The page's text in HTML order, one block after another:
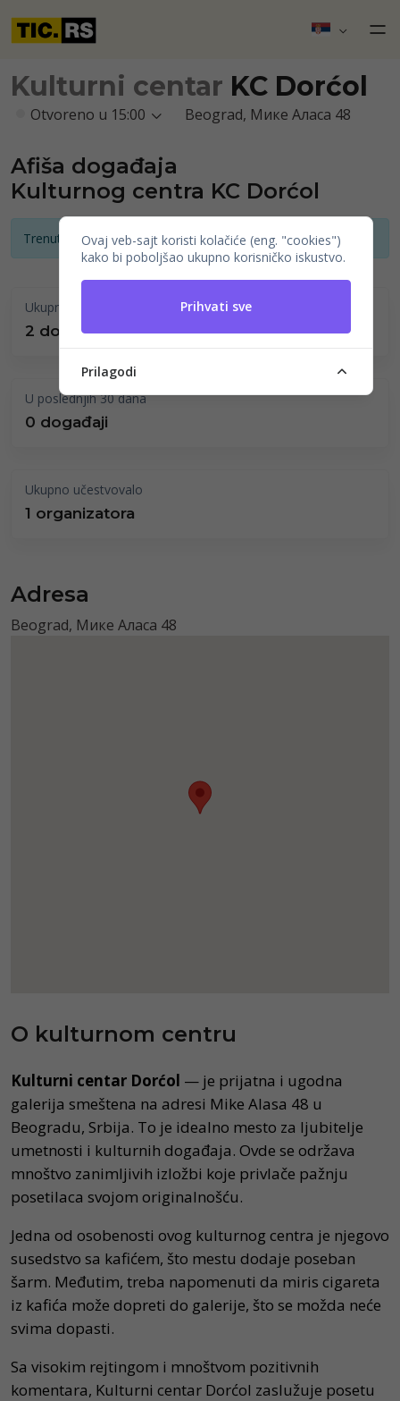
Kulturni centar KC Dorćol
Otvoreno u 15:00 Beograd, Мике Аласа 48
Afiša događaja
Kulturnog centra KC Dorćol
Trenutno nema najava događaja
Ukupno održano
2 događaji
U poslednjih 30 dana
0 događaji
Ukupno učestvovalo
1 organizatora
Adresa
Beograd, Мике Аласа 48
O kulturnom centru
Kulturni centar Dorćol — je prijatna i ugodna
galerija smeštena na adresi Mike Alasa 48 u
Beogradu, Srbija. To je idealno mesto za ljubitelje
umetnosti i kulturnih događaja. Ovde se održava
mnoštvo zanimljivih izložbi koje privlače pažnju
posetilaca svojom originalnošću.
Jedna od osobenosti ovog kulturnog centra je njegovo
susedstvo sa kafićem, što mestu dodaje poseban
šarm. Međutim, treba napomenuti da miris cigareta
iz kafića može dopreti do galerije, što se možda neće
svima dopasti.
Sa visokim rejtingom i mnoštvom pozitivnih
komentara, Kulturni centar Dorćol zaslužuje posetu
Ovaj veb-sajt koristi kolačiće (eng. "cookies")
kako bi poboljšao ukupno korisničko iskustvo.
Prihvati sve
Prilagodi